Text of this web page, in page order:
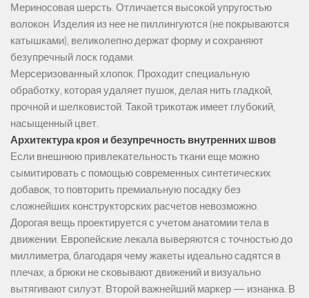
Мериносовая шерсть. Отличается высокой упругостью
волокон. Изделия из нее не пиллингуются (не покрываются
катышками), великолепно держат форму и сохраняют
безупречный лоск годами.
Мерсеризованный хлопок. Проходит специальную
обработку, которая удаляет пушок, делая нить гладкой,
прочной и шелковистой. Такой трикотаж имеет глубокий,
насыщенный цвет.
Архитектура кроя и безупречность внутренних швов
Если внешнюю привлекательность ткани еще можно
сымитировать с помощью современных синтетических
добавок, то повторить премиальную посадку без
сложнейших конструкторских расчетов невозможно.
Дорогая вещь проектируется с учетом анатомии тела в
движении. Европейские лекала выверяются с точностью до
миллиметра, благодаря чему жакеты идеально садятся в
плечах, а брюки не сковывают движений и визуально
вытягивают силуэт. Второй важнейший маркер — изнанка. В